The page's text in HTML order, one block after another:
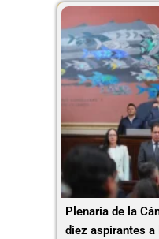
Plenaria de la
diez aspirantes a